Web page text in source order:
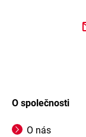
O společnosti
O nás